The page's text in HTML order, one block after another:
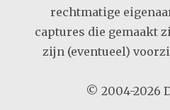
rechtmatige
captures die gemaakt
zijn (eventueel)
© 2004-2026